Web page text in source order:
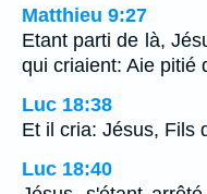
Matthieu 9:27
Etant parti de là,
qui criaient: Aie pitié
Luc 18:38
Et il cria: Jésus, Fils
Luc 18:40